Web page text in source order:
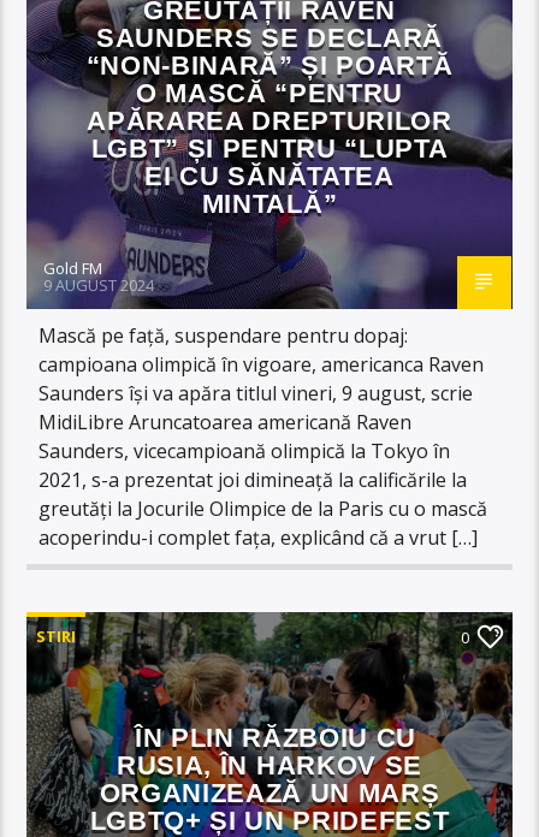
GREUTĂȚII RAVEN
SAUNDERS SE DECLARĂ
“NON-BINARĂ” ȘI POARTĂ
O MASCĂ “PENTRU
APĂRAREA DREPTURILOR
LGBT” ȘI PENTRU “LUPTA
EI CU SĂNĂTATEA
MINTALĂ”
Gold FM
9 AUGUST 2024
Mască pe față, suspendare pentru dopaj:
campioana olimpică în vigoare, americanca Raven
Saunders își va apăra titlul vineri, 9 august, scrie
MidiLibre Aruncatoarea americană Raven
Saunders, vicecampioană olimpică la Tokyo în
2021, s-a prezentat joi dimineață la calificările la
greutăți la Jocurile Olimpice de la Paris cu o mască
acoperindu-i complet fața, explicând că a vrut […]
STIRI 0
ÎN PLIN RĂZBOIU CU
RUSIA, ÎN HARKOV SE
ORGANIZEAZĂ UN MARȘ
LGBTQ+ ȘI UN PRIDEFEST